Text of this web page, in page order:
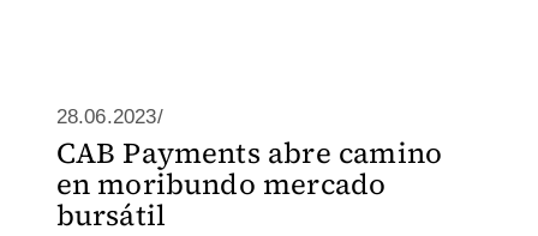
28.06.2023/
CAB Payments abre camino
en moribundo mercado
bursátil